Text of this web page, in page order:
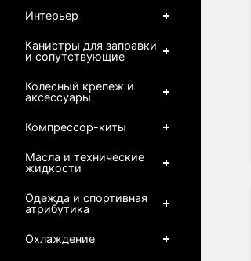
Интерьер
Канистры для заправки
и сопутствующие
Колесный крепеж и
аксессуары
Компрессор-киты
Масла и технические
жидкости
Одежда и спортивная
атрибутика
Охлаждение